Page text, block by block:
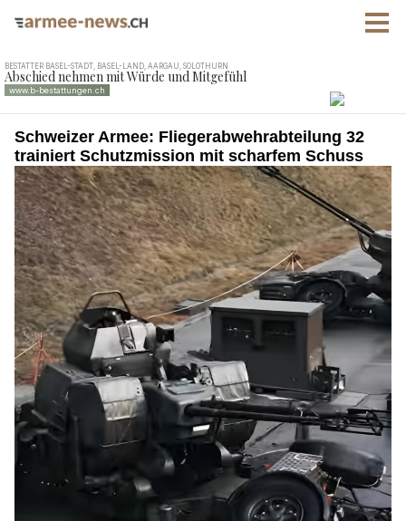
Schweizer Armee: Fliegerabwehrabteilung 32
trainiert Schutzmission mit scharfem Schuss